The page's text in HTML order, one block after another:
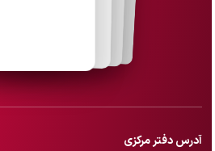
آدرس دفتر مرکزی